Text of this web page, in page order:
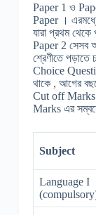
Paper 1 ও
Paper ।
যারা প্রথম থেকে
Paper 2 সেসব
শ্রেণীতে
Choice
থাকে , আগের
Cut off Marks
Marks এর
Subject
Language I